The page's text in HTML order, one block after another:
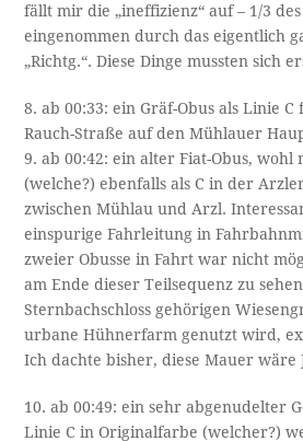
fällt mir die „ineffizienz“ auf – 1/3
eingenommen durch das eigentlich
„Richtg.“. Diese Dinge mussten sich
8. ab 00:33: ein Gräf-Obus als Linie
Rauch-Straße auf den Mühlauer
9. ab 00:42: ein alter Fiat-Obus,
(welche?) ebenfalls als C in der
zwischen Mühlau und Arzl.
einspurige Fahrleitung in
zweier Obusse in Fahrt war nicht
am Ende dieser Teilsequenz zu
Sternbachschloss gehörigen
urbane Hühnerfarm genutzt wird,
Ich dachte bisher, diese Mauer wäre
10. ab 00:49: ein sehr abgenudelter
Linie C in Originalfarbe (welcher?)